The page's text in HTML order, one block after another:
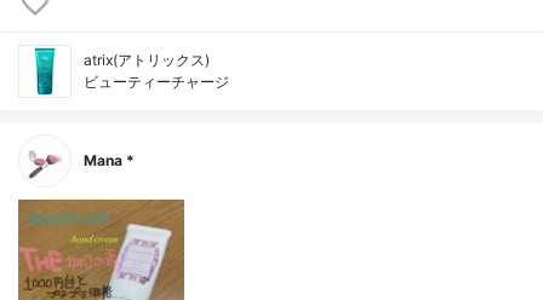
atrix(アトリックス)
ビューティーチャージ
Mana *